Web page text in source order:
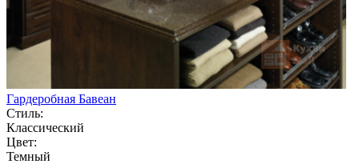
Гардеробная Бавеан
Стиль:
Классический
Цвет:
Темный